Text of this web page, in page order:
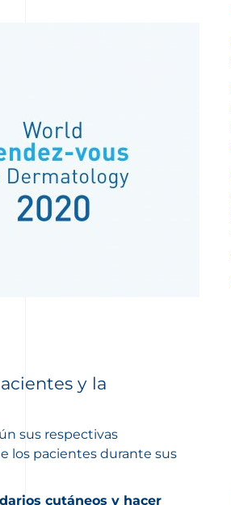
y la
sus respectivas
los pacientes durante sus
cutáneos y hacer